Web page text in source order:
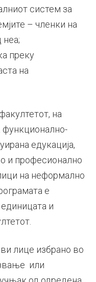
систем за
– членки на
неа;
преку
на
на
функционално-
едукација,
и професионално
на неформално
е
и
лице избрано во
или